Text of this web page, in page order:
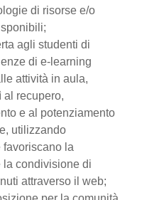
di risorse e/o
agli studenti di
di e-learning
attività in aula,
al recupero,
e al potenziamento
utilizzando
favoriscano la
condivisione di
attraverso il web;